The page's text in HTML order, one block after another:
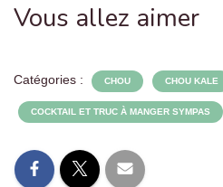
Vous allez aimer
Catégories : CHOU CHOU KALE
COCKTAIL ET TRUC À MANGER SYMPAS